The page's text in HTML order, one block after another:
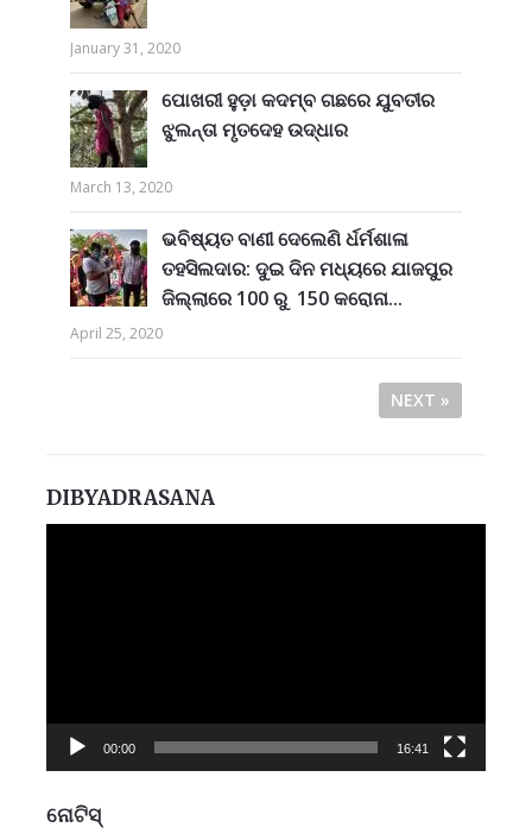
January 31, 2020
ପୋଖରୀ ହୁଡ଼ା କଦମ୍ବ ଗଛରେ ଯୁବତୀର
ଝୁଲନ୍ତା ମୃତଦେହ ଉଦ୍ଧାର
March 13, 2020
ଭବିଷ୍ୟତ ବାଣୀ ଦେଲେଣି ର୍ଧର୍ମଶାଳା
ତହସିଲଦାର: ଦୁଇ ଦିନ ମଧ୍ୟରେ ଯାଜପୁର
ଜିଲ୍ଲାରେ 100 ରୁ 150 କରୋନା...
April 25, 2020
NEXT »
DIBYADRASANA
00:00 16:41
ନୋଟିସ୍